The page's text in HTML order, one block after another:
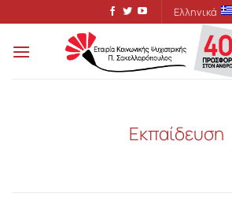
στο
περιεχόμενο
Ελληνικά
Εκπαίδευση